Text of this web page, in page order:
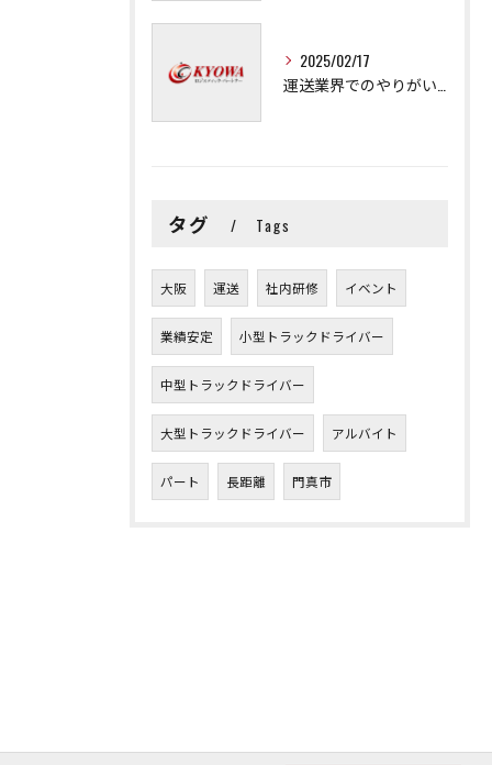
2025/02/17
タグ Tags
大阪 運送 社内研修 イベント
業績安定 小型トラックドライバー
中型トラックドライバー
大型トラックドライバー アルバイト
パート 長距離 門真市